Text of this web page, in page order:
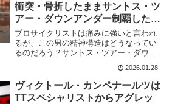
衝突・骨折したままサントス・ツ
アー・ダウンアンダー制覇したジ
ェイ・ヴァインが手術
プロサイクリストは痛みに強いと言われ
るが、この男の精神構造はどうなってい
るのだろう？サントス・ツアー・ダウン
アンダーで見事総合優勝を果たしたジェ
イ・ヴァイン。実はカンガルー乱入事故
で、骨折したまま走っていたことが判明
した。野生動物のタックル...
2026.01.28
ヴィクトール・カンペナールツは
TTスペシャリストからアグレッ